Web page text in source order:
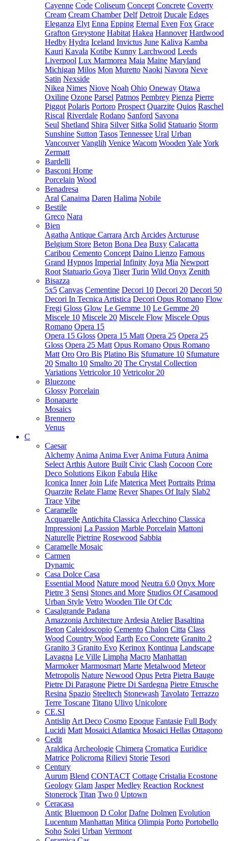
Cayenne Code Coliseum Concept Concrete Coverty
Cream Cream Chamber Delf Detroit Ducale Edges
Eleganza Elyt Enna Epping Eternal Even Fox Grace
Grafton Greystone Habitat Hakea Hannover Hardwood
Hedby Hydra Iceland Invictus June Kaliva Kamba
Kauri Kavala Kotibe Kunny Larchwood Leeds
Liverpool Lux Marmorea Maia Maine Maryland
Michigan Milos Mon Muretto Naoki Navora Neve
Satin Nexside
Nikea Nimes Niove Noah Ohio Oneway Otawa
Oxiline Ozone Parsel Patmos Pembrey Pienza Pierre
Piggot Polaris Portoro Prospect Quarzite Quios Raschel
Riscal Riverdale Rodano Sanford Savona
Seul Shetland Shira Silver Sitka Solid Statuario Storm
Sunshine Sutton Tasos Tennessee Ural Urban
Vancouver Vanglih Venice Wacom Wooden YaleYork
Zermatt
Bardelli
Basconi Home
Porcelain Wood
Benadresa
Aral Canaima Daren Halima Nobile
Bestile
Greco Nara
Bien
Agatha Antique Carrara Arch Arcides Arcturuse
Belgium Store Beton Bona Dea Buxy Calacatta
Caribou Cemento Concept Daino Lienzo Famous
Grand Hypnos Imperial Infinity Joya Mia Newport
Root Statuario Goya Tiger Turin Wild Onyx Zenith
Bisazza
5x5 Canvas Cementine Decori 10 Decori 20 Decori 50
Decori In Tecnica Artistica Decori Opus Romano Flow
Fregi Gloss Glow Le Gemme 10 Le Gemme 20
Miscele 10 Miscele 20 Miscele Flow Miscele Opus
Romano Opera 15
Opera 15 Gloss Opera 15 Matt Opera 25 Opera 25
Gloss Opera 25 Matt Opus Romano Opus Romano
Matt Oro Oro Bis Platino Bis Sfumature 10 Sfumature
20 Smalto 10 Smalto 20 The Crystal Collection
Variations Vetricolor 10 Vetricolor 20
Bluezone
Glossy Porcelain
Bonaparte
Mosaics
Brennero
Venus
C
Caesar
Alchemy Anima Anima Ever Anima Futura Anima
Select Arthis Autore Built Civic Clash Cocoon Core
Deco Solutions Eikon Fabula Hike
Iconica Inner Join Life Materica Meet Portraits Prima
Quarzite Relate Flame Rever Shapes Of Italy Slab2
Trace Vibe
Caramelle
Acquarelle Antichita Classica Arlecchino Classica
Impressioni La Passion Marble Porcelain Mattoni
Naturelle Pietrine Rosewood Sabbia
Caramelle Mosaic
Carmen
Dynamic
Casa Dolce Casa
Essential Mood Nature mood Neutra 6.0 Onyx More
Pietre 3 Sensi Stones and More Studios Of Casamood
Urban Style Vetro Wooden Tile Of Cdc
Casalgrande Padana
Amazzonia Architecture Ardesia Atelier Basaltina
Beton Caleidoscopio Cemento Chalon Citta Class
Wood Country Wood Earth Eco Concrete Granito 2
Granito 3 Granito Evo Kerinox Kontinua Landscape
Lavagna Le Ville Limpha Macro Manhattan
Marmoker Marmosmart Marte Metalwood Meteor
Metropolis Nature Newood Opus Petra Pietra Bauge
Pietre Di Paragone Pietre Di Sardegna Pietre Etrusche
Resina Spazio Steeltech Stonewash Tavolato Terrazzo
Terre Toscane Titano Ulivo Unicolore
CE.SI
Antislip Art Deco Cosmo Epoque Fantasie Full Body
Lucidi Matt Mosaici Atlantica Mosaici Hellas Ottagono
Cedit
Araldica Archeologie Chimera Cromatica Euridice
Matrice Policroma Rilievi Storie Tesori
Century
Aurum Blend CONTACT Cottage Cristalia Ecostone
Geology Glam Jasper Medley Reaction Rocknest
Stonerock Titan Two 0 Uptown
Ceracasa
Antic Bluemoon D Color Dafne Dolmen Evolution
Lucentum Manhattan Mitica Olimpia Porto Portobello
Soho Solei Urban Vermont